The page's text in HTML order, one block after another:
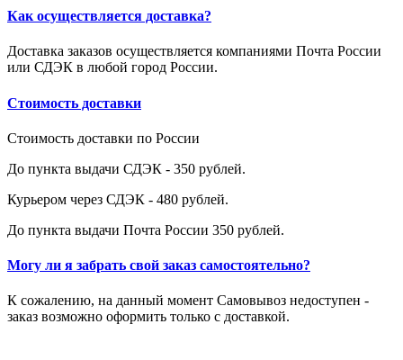
Как осуществляется доставка?
Доставка заказов осуществляется компаниями Почта России
или СДЭК в любой город России.
Стоимость доставки
Стоимость доставки по России
До пункта выдачи СДЭК - 350 рублей.
Курьером через СДЭК - 480 рублей.
До пункта выдачи Почта России 350 рублей.
Могу ли я забрать свой заказ самостоятельно?
К сожалению, на данный момент Самовывоз недоступен -
заказ возможно оформить только с доставкой.